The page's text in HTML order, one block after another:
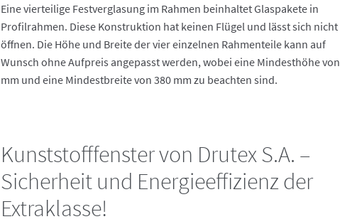
Eine vierteilige Festverglasung im Rahmen beinhaltet Glaspakete in
Profilrahmen. Diese Konstruktion hat keinen Flügel und lässt sich nicht
öffnen. Die Höhe und Breite der vier einzelnen Rahmenteile kann auf
Wunsch ohne Aufpreis angepasst werden, wobei eine Mindesthöhe
mm und eine Mindestbreite von 380 mm zu beachten sind.
Kunststofffenster von Drutex S.A. –
Sicherheit und Energieeffizienz der
Extraklasse!